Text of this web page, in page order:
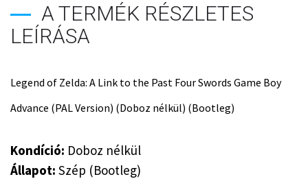
A TERMÉK RÉSZLETES
LEÍRÁSA
Legend of Zelda: A Link to the Past Four Swords Game Boy
Advance (PAL Version) (Doboz nélkül) (Bootleg)
Kondíció: Doboz nélkül
Állapot: Szép (Bootleg)